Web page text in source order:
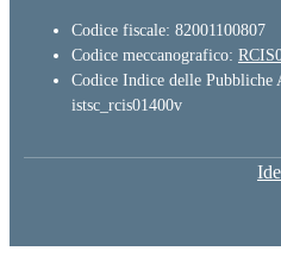
Codice fiscale: 82001100807
Codice meccanografico:
Codice Indice delle
istsc_rcis01400v